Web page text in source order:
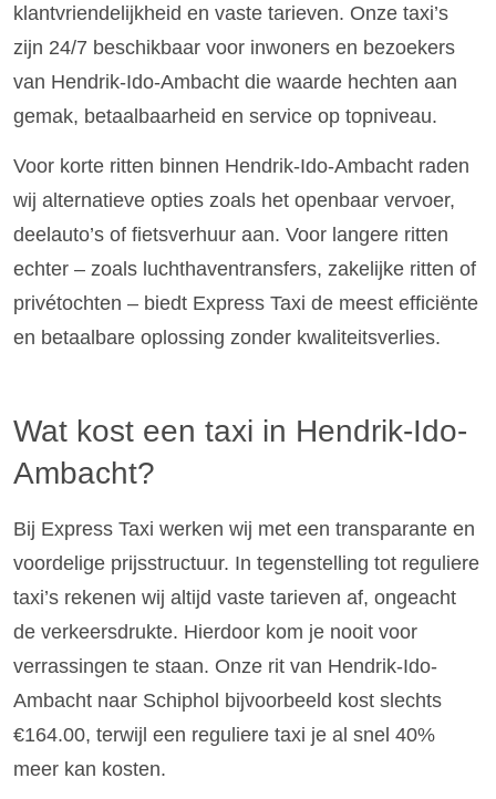
klantvriendelijkheid en vaste tarieven. Onze taxi’s
zijn 24/7 beschikbaar voor inwoners en bezoekers
van Hendrik-Ido-Ambacht die waarde hechten aan
gemak, betaalbaarheid en service op topniveau.
Voor korte ritten binnen Hendrik-Ido-Ambacht raden
wij alternatieve opties zoals het openbaar vervoer,
deelauto’s of fietsverhuur aan. Voor langere ritten
echter – zoals luchthaventransfers, zakelijke ritten of
privétochten – biedt Express Taxi de meest efficiënte
en betaalbare oplossing zonder kwaliteitsverlies.
Wat kost een taxi in Hendrik-Ido-
Ambacht?
Bij Express Taxi werken wij met een transparante en
voordelige prijsstructuur. In tegenstelling tot reguliere
taxi’s rekenen wij altijd vaste tarieven af, ongeacht
de verkeersdrukte. Hierdoor kom je nooit voor
verrassingen te staan. Onze rit van Hendrik-Ido-
Ambacht naar Schiphol bijvoorbeeld kost slechts
€164.00, terwijl een reguliere taxi je al snel 40%
meer kan kosten.